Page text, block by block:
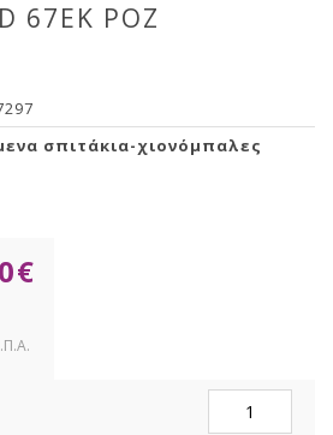
67ΕΚ ΡΟΖ
σπιτάκια-χιονόμπαλες
€